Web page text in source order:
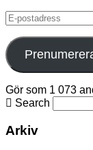
E-
postadress
Gör som 1 073
Search
Arkiv